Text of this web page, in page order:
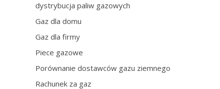
dystrybucja paliw gazowych
Gaz dla domu
Gaz dla firmy
Piece gazowe
Porównanie dostawców gazu ziemnego
Rachunek za gaz